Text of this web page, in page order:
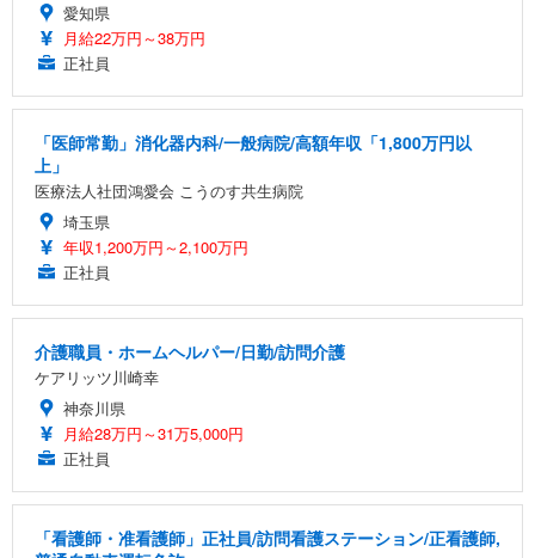
愛知県
月給22万円～38万円
正社員
「医師常勤」消化器内科/一般病院/高額年収「1,800万円以
上」
医療法人社団鴻愛会 こうのす共生病院
埼玉県
年収1,200万円～2,100万円
正社員
介護職員・ホームヘルパー/日勤/訪問介護
ケアリッツ川崎幸
神奈川県
月給28万円～31万5,000円
正社員
「看護師・准看護師」正社員/訪問看護ステーション/正看護師,